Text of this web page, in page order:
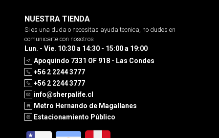
NUESTRA TIENDA
Si es una duda o necesitas ayuda tecnica, no dudes en
comunicarte con nosotros
Lun. - Vie. 10:30 a 14:30 - 15:00 a 19:00
Apoquindo 7331 OF 918 - Las Condes
+56 2 2244 3777
+56 2 2244 3777
info@sherpalife.cl
Metro Hernando de Magallanes
Estacionamiento Público